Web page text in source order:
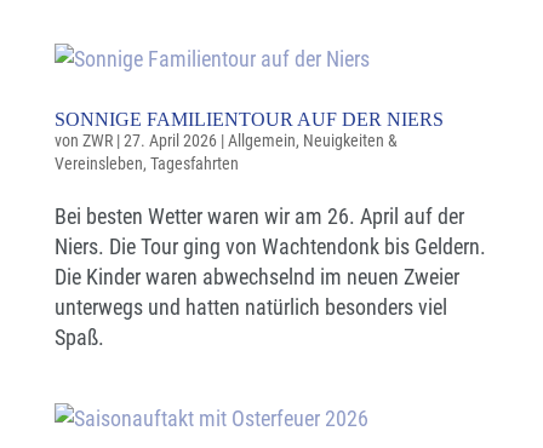
SONNIGE FAMILIENTOUR AUF DER NIERS
von ZWR|27. April 2026|Allgemein, Neuigkeiten &
Vereinsleben, Tagesfahrten
Bei besten Wetter waren wir am 26. April auf der
Niers. Die Tour ging von Wachtendonk bis Geldern.
Die Kinder waren abwechselnd im neuen Zweier
unterwegs und hatten natürlich besonders viel
Spaß.